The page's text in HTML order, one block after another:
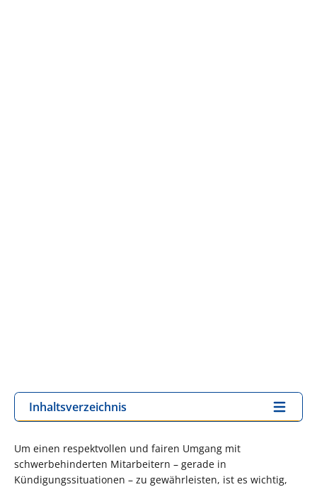
Inhaltsverzeichnis
Um einen respektvollen und fairen Umgang mit
schwerbehinderten Mitarbeitern – gerade in
Kündigungssituationen – zu gewährleisten, ist es wichtig,